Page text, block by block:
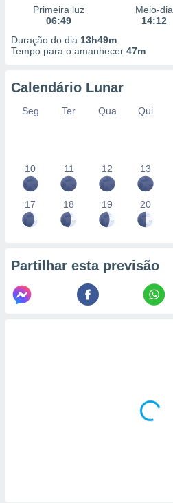
através
de
1199
Primeira luz
06:49
Meio-dia
14:12
Duração do dia 13h49m
Tempo para o amanhecer 47m
Calendário Lunar
Seg Ter Qua Qui
10 11 12 13
17 18 19 20
Partilhar esta previsão